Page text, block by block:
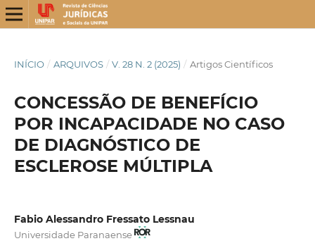
INÍCIO / ARQUIVOS / V. 28 N. 2 (2025) / Artigos Científicos
CONCESSÃO DE BENEFÍCIO
POR INCAPACIDADE NO CASO
DE DIAGNÓSTICO DE
ESCLEROSE MÚLTIPLA
Fabio Alessandro Fressato Lessnau
Universidade Paranaense